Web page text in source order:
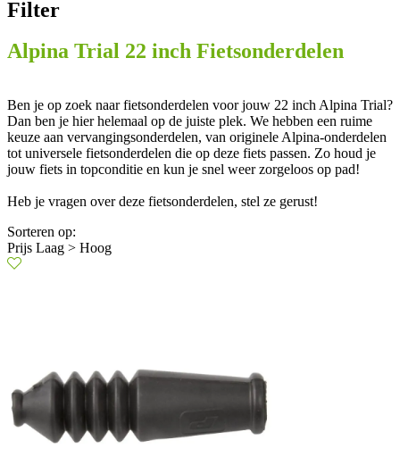
Filter
Alpina Trial 22 inch Fietsonderdelen
Ben je op zoek naar fietsonderdelen voor jouw 22 inch Alpina Trial?
Dan ben je hier helemaal op de juiste plek. We hebben een ruime
keuze aan vervangingsonderdelen, van originele Alpina-onderdelen
tot universele fietsonderdelen die op deze fiets passen. Zo houd je
jouw fiets in topconditie en kun je snel weer zorgeloos op pad!
Heb je vragen over deze fietsonderdelen, stel ze gerust!
Sorteren op:
Prijs Laag > Hoog